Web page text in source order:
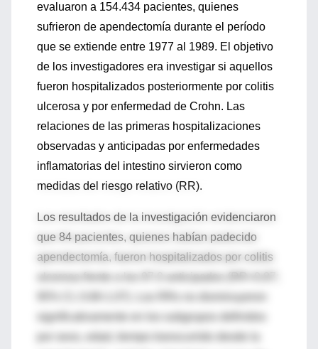
evaluaron a 154.434 pacientes, quienes
sufrieron de apendectomía durante el período
que se extiende entre 1977 al 1989. El objetivo
de los investigadores era investigar si aquellos
fueron hospitalizados posteriormente por colitis
ulcerosa y por enfermedad de Crohn. Las
relaciones de las primeras hospitalizaciones
observadas y anticipadas por enfermedades
inflamatorias del intestino sirvieron como
medidas del riesgo relativo (RR).
Los resultados de la investigación evidenciaron
que 84 pacientes, quienes habían padecido
apendectomía, fueron hospitalizados por colitis
ulcerosa frente a los 97.0 anticipados (RR+0.87;
significativamente en los subgrupos definidos
por sexo, edad, tiempo transcurrido desde la